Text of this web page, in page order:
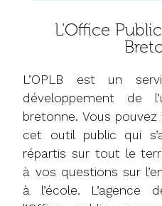
Propose aux
110 Établissements
bilingue, répartis
territoire. De la
Terminale, ce
L'Office
L’OPLB est un
développement de
bretonne. Vous
cet outil public qui
répartis sur tout le
à vos questions sur
à l’école. L’agence